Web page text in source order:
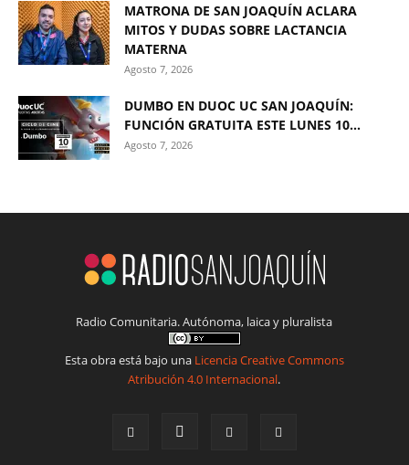
MATRONA DE SAN JOAQUÍN ACLARA
MITOS Y DUDAS SOBRE LACTANCIA
MATERNA
Agosto 7, 2026
DUMBO EN DUOC UC SAN JOAQUÍN:
FUNCIÓN GRATUITA ESTE LUNES 10...
Agosto 7, 2026
Radio Comunitaria. Autónoma, laica y pluralista
Esta obra está bajo una Licencia Creative Commons
Atribución 4.0 Internacional.